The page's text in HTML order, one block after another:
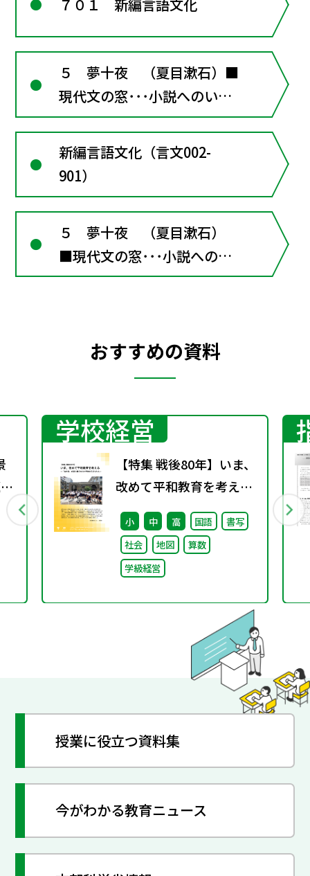
７０１ 新編言語文化
５ 夢十夜 （夏目漱石）■
現代文の窓･･･小説へのいざ
ない
新編言語文化（言文002-
901）
５ 夢十夜 （夏目漱石）
■現代文の窓･･･小説へのい
ざない
おすすめの資料
学校経営
【特集 戦後80年】いま、
改めて平和教育を考え
る〜「あの日」を語り継
ぐ本川小学校の子どもた
ち〜
小 中 高 国語
書写
社会
地図
算数
学級経営
授業に役立つ資料集
今がわかる教育ニュース